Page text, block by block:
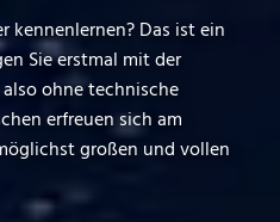
kennenlernen? Das ist ein
Sie erstmal mit der
ohne technische
erfreuen sich am
großen und vollen